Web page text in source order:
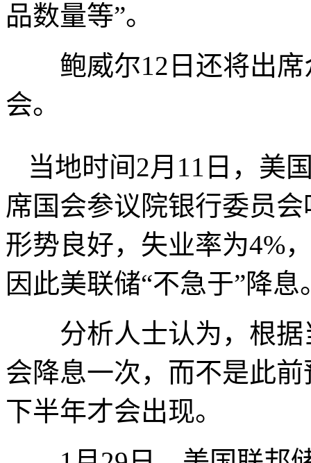
品数量等”。
鲍威尔12日还将出席
会。
当地时间2月11日，美
席国会参议院银行委员
形势良好，失业率为4%
因此美联储“不急于”降
分析人士认为，根据
会降息一次，而不是此
下半年才会出现。